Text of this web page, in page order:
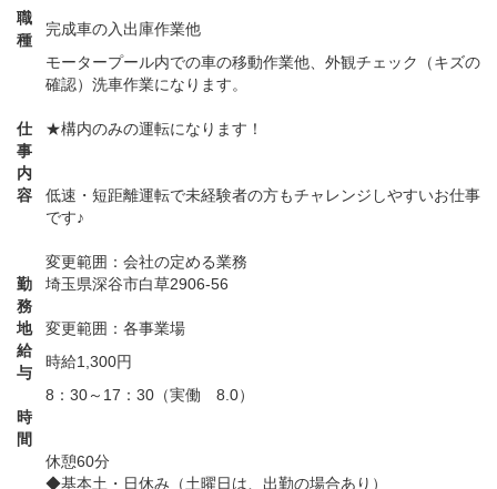
職
種
完成車の入出庫作業他
仕
事
内
容
モータープール内での車の移動作業他、外観チェック（キズの
確認）洗車作業になります。
★構内のみの運転になります！
低速・短距離運転で未経験者の方もチャレンジしやすいお仕事
です♪
変更範囲：会社の定める業務
勤
務
地
埼玉県深谷市白草2906-56
変更範囲：各事業場
給
与
時給1,300円
時
間
8：30～17：30（実働 8.0）
休憩60分
◆基本土・日休み（土曜日は、出勤の場合あり）